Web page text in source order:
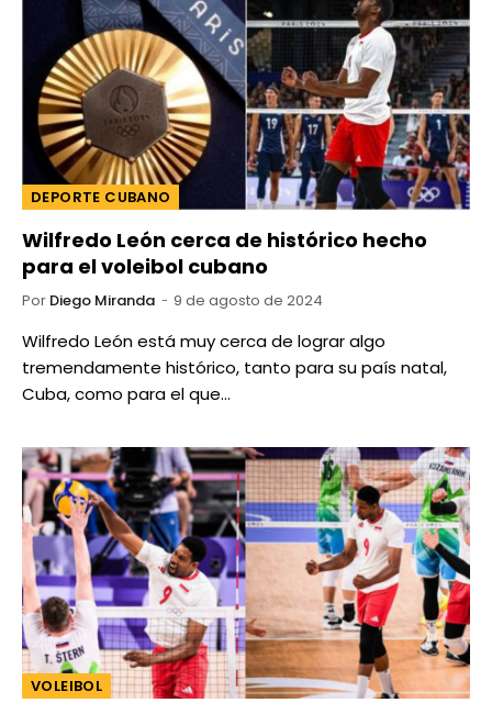
DEPORTE CUBANO
Wilfredo León cerca de histórico hecho
para el voleibol cubano
Por Diego Miranda 9 de agosto de 2024
Wilfredo León está muy cerca de lograr algo
tremendamente histórico, tanto para su país natal,
Cuba, como para el que…
VOLEIBOL